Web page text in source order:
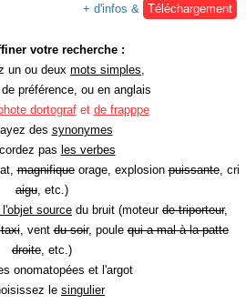
+ d'infos &
Téléchargement
votre recherche :
un ou deux mots simples
de préférence, ou en anglais
dortografet de frapppe
des synonymes
pas les verbes
magnifiqueorage, explosionpuissante, cri
aigu , etc.)
source du bruit (moteur de triporteur,
, ventdu soir, poulequi a mal à la patte
droite , etc.)
onomatopées et l'argot
le singulier